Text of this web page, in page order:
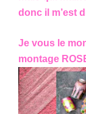
donc il m’est
Je vous le
montage